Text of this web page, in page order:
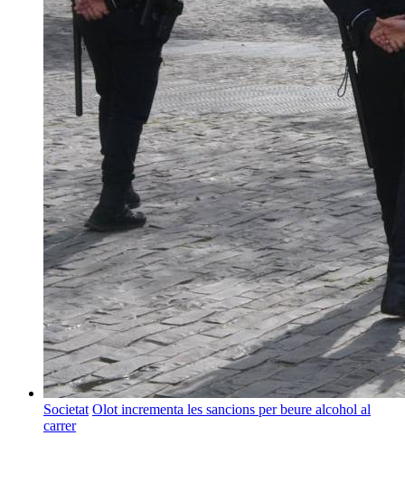
Societat Olot incrementa les sancions per beure alcohol al
carrer